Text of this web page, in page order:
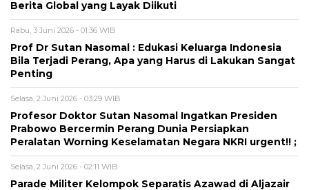
Berita Global yang Layak Diikuti
Rabu, 3 Juni 2026 - 01:36 WIB
Prof Dr Sutan Nasomal : Edukasi Keluarga Indonesia
Bila Terjadi Perang, Apa yang Harus di Lakukan Sangat
Penting
Selasa, 2 Juni 2026 - 03:29 WIB
Profesor Doktor Sutan Nasomal Ingatkan Presiden
Prabowo Bercermin Perang Dunia Persiapkan
Peralatan Worning Keselamatan Negara NKRI urgent!! ;
Selasa, 2 Juni 2026 - 02:11 WIB
Parade Militer Kelompok Separatis Azawad di Aljazair